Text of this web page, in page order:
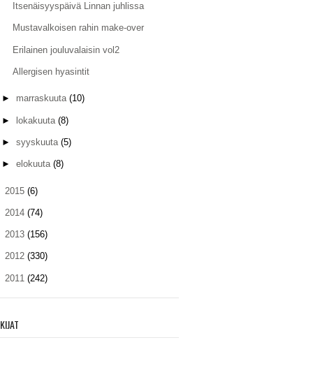
Itsenäisyyspäivä Linnan juhlissa
Mustavalkoisen rahin make-over
Erilainen jouluvalaisin vol2
Allergisen hyasintit
► marraskuuta (10)
► lokakuuta (8)
► syyskuuta (5)
► elokuuta (8)
2015 (6)
2014 (74)
2013 (156)
2012 (330)
2011 (242)